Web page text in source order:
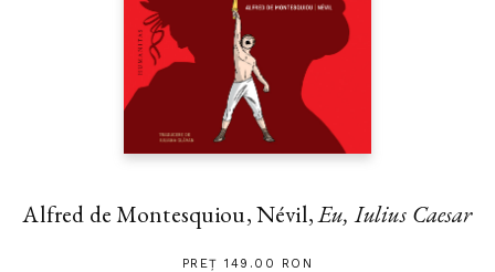
Alfred de Montesquiou, Névil,Eu, Iulius Caesar
PREȚ 149.00 RON